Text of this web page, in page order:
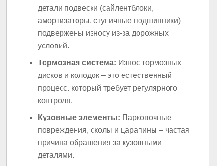
детали подвески (сайлентблоки,
амортизаторы, ступичные подшипники)
подвержены износу из-за дорожных
условий.
Тормозная система: Износ тормозных
дисков и колодок – это естественный
процесс, который требует регулярного
контроля.
Кузовные элементы: Парковочные
повреждения, сколы и царапины – частая
причина обращения за кузовными
деталями.